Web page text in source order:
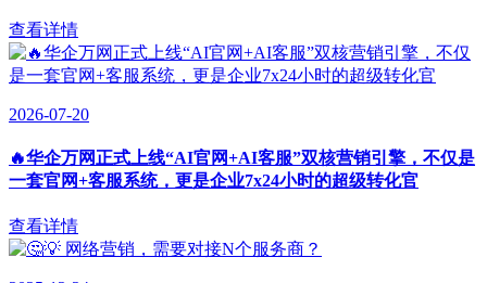
查看详情
2026-07-20
🔥华企万网正式上线“AI官网+AI客服”双核营销引擎，不仅是
一套官网+客服系统，更是企业7x24小时的超级转化官
查看详情